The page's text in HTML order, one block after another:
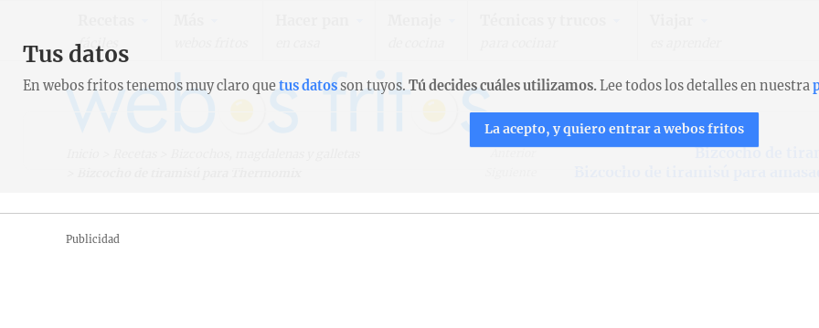
fáciles
Bizcocho de
Publicidad
Tus datos
En webos fritos tenemos muy claro quetus datosson tuyos. Tú decides cuáles utilizamos.Lee todos los detalles en nuestra
La acepto, y quiero entrar a webos fritos